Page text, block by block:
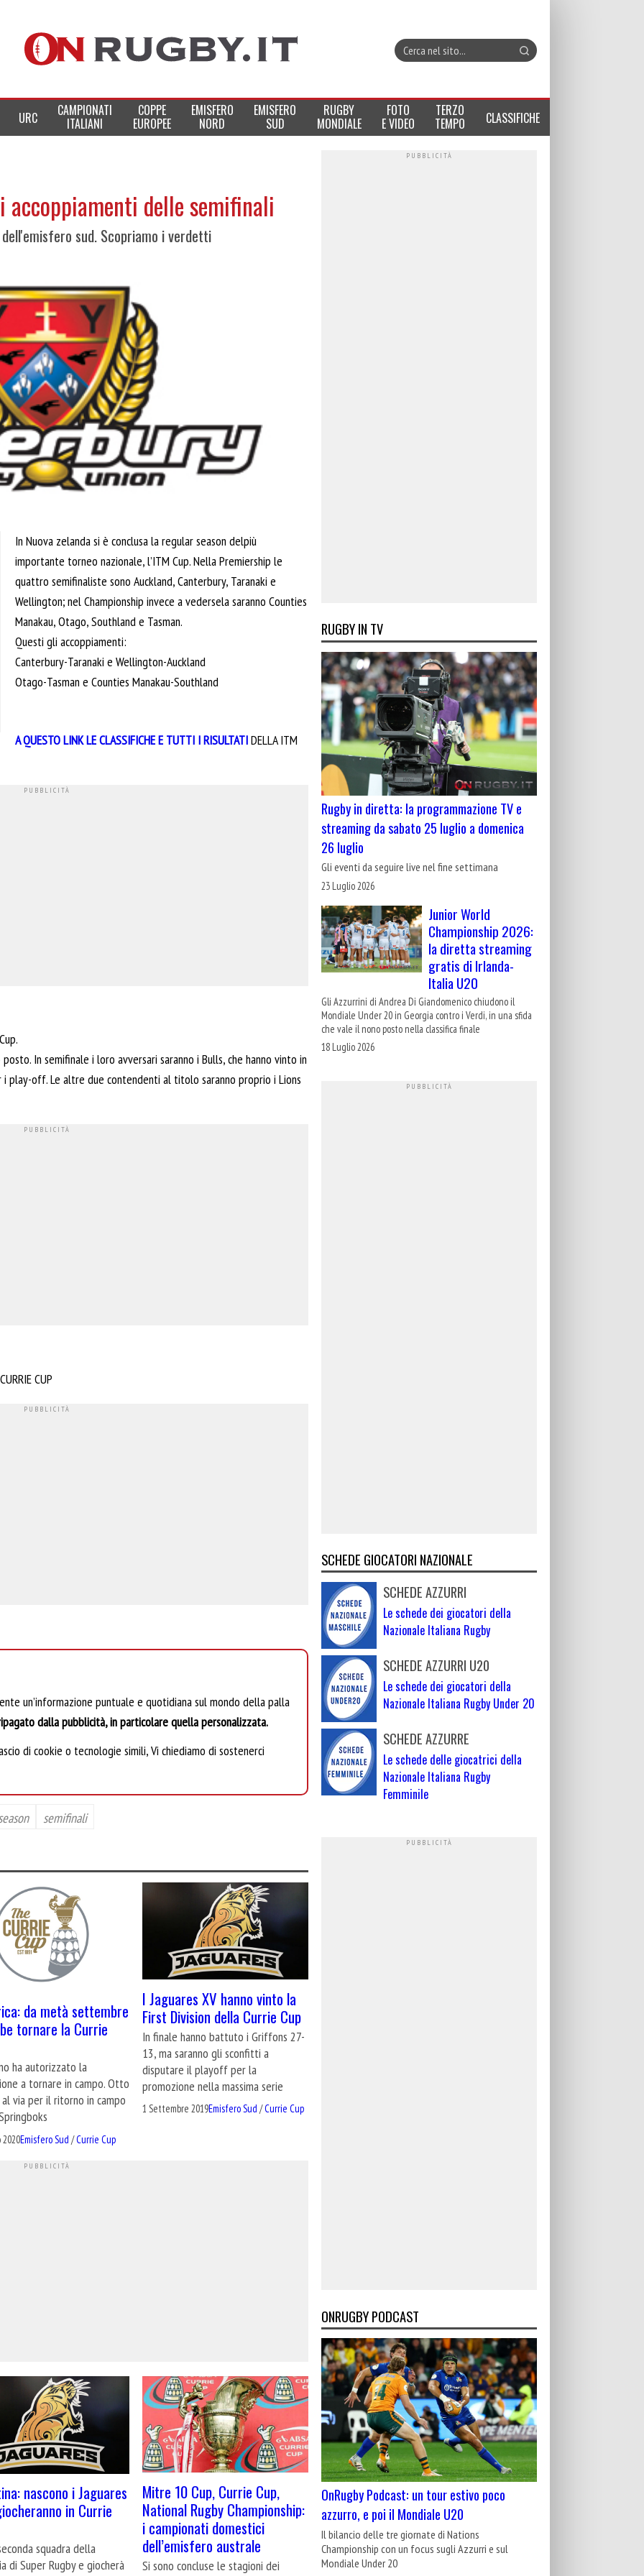
URC CAMPIONATI
ITALIANI
COPPE
EUROPEE
EMISFERO
NORD
EMISFERO
SUD
RUGBY
MONDIALE
FOTO
E VIDEO
TERZO
TEMPO CLASSIFICHE
accoppiamenti delle semifinali
sud. Scopriamo i verdetti
In Nuova zelanda si è conclusa la regular season delpiù
importante torneo nazionale, l’ITM Cup. Nella Premiership le
quattro semifinaliste sono Auckland, Canterbury, Taranaki e
Wellington; nel Championship invece a vedersela saranno Counties
Manakau, Otago, Southland e Tasman.
Questi gli accoppiamenti:
Canterbury-Taranaki e Wellington-Auckland
Otago-Tasman e Counties Manakau-Southland
A QUESTO LINK LE CLASSIFICHE E TUTTI I RISULTATIDELLA ITM
In semifinale i loro avversari saranno i Bulls, che hanno vinto in
play-off. Le altre due contendenti al titolo saranno proprio i Lions
CUP
un’informazione puntuale e quotidiana sul mondo della palla
dalla pubblicità, in particolare quella personalizzata.
di cookie o tecnologie simili, Vi chiediamo di sostenerci
semifinali
da metà settembre
tornare la Currie
ha autorizzato la
a tornare in campo. Otto
via per il ritorno in campo
Emisfero Sud /Currie Cup
I Jaguares XV hanno vinto la
First Division della Currie Cup
In finale hanno battuto i Griffons 27-
13, ma saranno gli sconfitti a
disputare il playoff per la
promozione nella massima serie
1 Settembre 2019Emisfero Sud /Currie Cup
nascono i Jaguares
in Currie
squadra della
di Super Rugby e giocherà
Mitre 10 Cup, Currie Cup,
National Rugby Championship:
i campionati domestici
dell’emisfero australe
Si sono concluse le stagioni dei
RUGBY IN TV
Rugby in diretta: la programmazione TV e
streaming da sabato 25 luglio a domenica
26 luglio
Gli eventi da seguire live nel fine settimana
23 Luglio 2026
Junior World
Championship 2026:
la diretta streaming
gratis di Irlanda-
Italia U20
Gli Azzurrini di Andrea Di Giandomenico chiudono il
Mondiale Under 20 in Georgia contro i Verdi, in una sfida
che vale il nono posto nella classifica finale
18 Luglio 2026
SCHEDE GIOCATORI NAZIONALE
SCHEDE AZZURRI
Le schede dei giocatori della
Nazionale Italiana Rugby
SCHEDE AZZURRI U20
Le schede dei giocatori della
Nazionale Italiana Rugby Under 20
SCHEDE AZZURRE
Le schede delle giocatrici della
Nazionale Italiana Rugby
Femminile
ONRUGBY PODCAST
OnRugby Podcast: un tour estivo poco
azzurro, e poi il Mondiale U20
Il bilancio delle tre giornate di Nations
Championship con un focus sugli Azzurri e sul
Mondiale Under 20